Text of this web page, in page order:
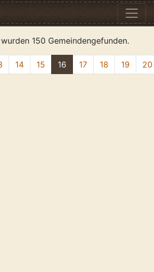
wurden 150 Gemeindengefunden.
14 15 16 17 18 19 20